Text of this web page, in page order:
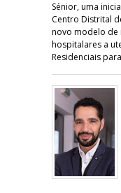
Sénior, uma
Centro Distrital
novo modelo de
hospitalares a
Residenciais